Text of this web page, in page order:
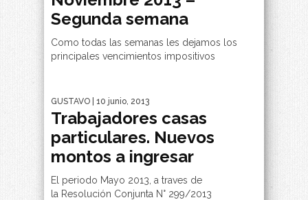
Segunda semana
Como todas las semanas les dejamos los
principales vencimientos impositivos
GUSTAVO | 10 junio, 2013
Trabajadores casas
particulares. Nuevos
montos a ingresar
El periodo Mayo 2013, a traves de
la Resolución Conjunta N° 299/2013